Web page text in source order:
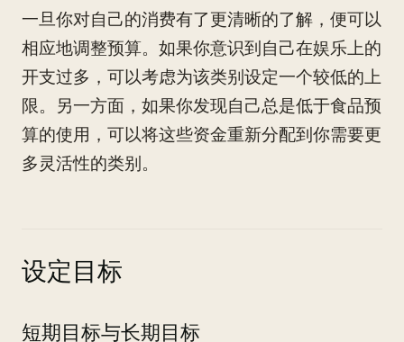
一旦你对自己的消费有了更清晰的了解，便可以
相应地调整预算。如果你意识到自己在娱乐上的
开支过多，可以考虑为该类别设定一个较低的上
限。另一方面，如果你发现自己总是低于食品预
算的使用，可以将这些资金重新分配到你需要更
多灵活性的类别。
设定目标
短期目标与长期目标